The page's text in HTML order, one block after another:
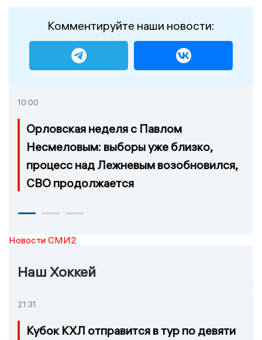
Комментируйте наши новости:
10:00
Орловская неделя с Павлом
Несмеловым: выборы уже близко,
процесс над Лежневым возобновился,
СВО продолжается
Новости СМИ2
Наш Хоккей
21:31
Кубок КХЛ отправится в тур по девяти